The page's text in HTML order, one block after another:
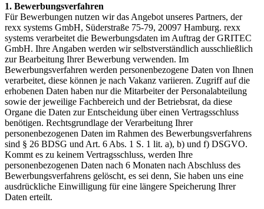
1. Bewerbungsverfahren
Für Bewerbungen nutzen wir das Angebot unseres Partners, der
rexx systems GmbH, Süderstraße 75-79, 20097 Hamburg. rexx
systems verarbeitet die Bewerbungsdaten im Auftrag der GRITEC
GmbH. Ihre Angaben werden wir selbstverständlich ausschließlich
zur Bearbeitung Ihrer Bewerbung verwenden. Im
Bewerbungsverfahren werden personenbezogene Daten von Ihnen
verarbeitet, diese können je nach Vakanz variieren. Zugriff auf die
erhobenen Daten haben nur die Mitarbeiter der Personalabteilung
sowie der jeweilige Fachbereich und der Betriebsrat, da diese
Organe die Daten zur Entscheidung über einen Vertragsschluss
benötigen. Rechtsgrundlage der Verarbeitung Ihrer
personenbezogenen Daten im Rahmen des Bewerbungsverfahrens
sind § 26 BDSG und Art. 6 Abs. 1 S. 1 lit. a), b) und f) DSGVO.
Kommt es zu keinem Vertragsschluss, werden Ihre
personenbezogenen Daten nach 6 Monaten nach Abschluss des
Bewerbungsverfahrens gelöscht, es sei denn, Sie haben uns eine
ausdrückliche Einwilligung für eine längere Speicherung Ihrer
Daten erteilt.